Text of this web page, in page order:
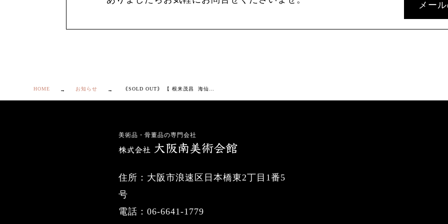
メー
HOME お知らせ
美術品・骨董品の専門会社
住所：大阪市浪速区日本橋東2丁目1番5
号
電話：06-6641-1779